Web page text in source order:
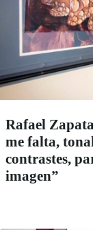
Rafael
me falta,
contrastes,
imagen”